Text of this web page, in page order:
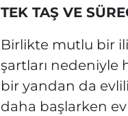
TEK TAŞ VE
Birlikte mutlu bir
şartları nedeniyle
bir yandan da
daha başlarken